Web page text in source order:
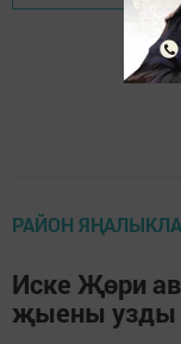
РАЙОН
Иске Җөри
җыены узды